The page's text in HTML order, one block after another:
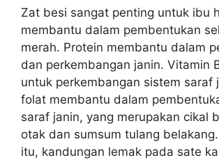
Zat besi sangat penting untuk ibu
membantu dalam pembentukan
merah. Protein membantu dalam
dan perkembangan janin. Vitamin
untuk perkembangan sistem saraf
folat membantu dalam
saraf janin, yang merupakan cikal
otak dan sumsum tulang
itu, kandungan lemak pada sate